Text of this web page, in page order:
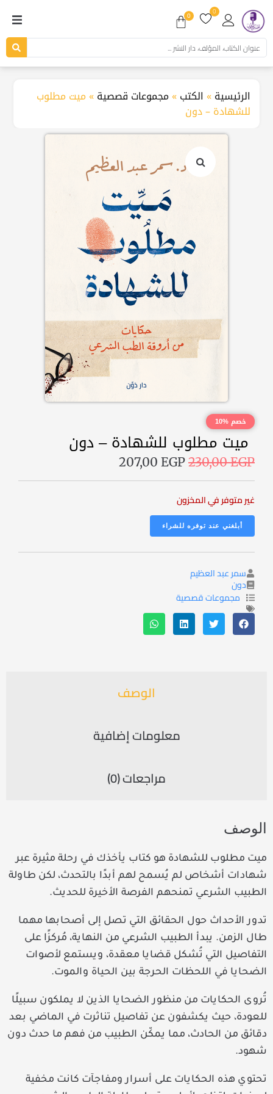
0
0
الرئيسية» الكتب»مجموعات قصصية»ميت مطلوب
للشهادة – دون
خصم %10
ميت مطلوب للشهادة – دون
230,00EGP
207,00 EGP
غير متوفر في المخزون
سمر عبد العظيم
دون
مجموعات قصصية
الوصف
معلومات إضافية
مراجعات (0)
الوصف
ميت مطلوب للشهادة هو كتاب يأخذك في رحلة مثيرة عبر
شهادات أشخاص لم يُسمح لهم أبدًا بالتحدث، لكن طاولة
الطبيب الشرعي تمنحهم الفرصة الأخيرة للحديث.
تدور الأحداث حول الحقائق التي تصل إلى أصحابها مهما
طال الزمن. يبدأ الطبيب الشرعي من النهاية، مُركزًا على
التفاصيل التي تُشكل قضايا معقدة، ويستمع لأصوات
الضحايا في اللحظات الحرجة بين الحياة والموت.
تُروى الحكايات من منظور الضحايا الذين لا يملكون سبيلًا
للعودة، حيث يكشفون عن تفاصيل تناثرت في الماضي بعد
دقائق من الحادث، مما يمكّن الطبيب من فهم ما حدث دون
شهود.
تحتوي هذه الحكايات على أسرار ومفاجآت كانت مخفية